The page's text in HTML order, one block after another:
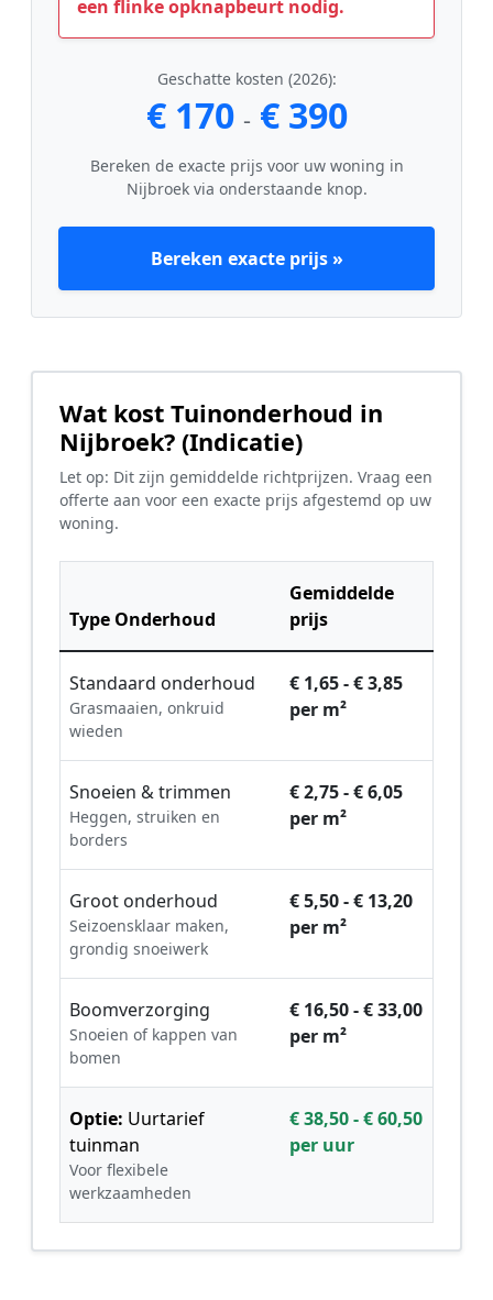
een flinke opknapbeurt nodig.
Geschatte kosten (2026):
€ 170 - € 390
Bereken de exacte prijs voor uw woning in
Nijbroek via onderstaande knop.
Bereken exacte prijs »
Wat kost Tuinonderhoud in
Nijbroek? (Indicatie)
Let op: Dit zijn gemiddelde richtprijzen. Vraag een
offerte aan voor een exacte prijs afgestemd op uw
woning.
Type Onderhoud
Gemiddelde
prijs
Standaard onderhoud
Grasmaaien, onkruid
wieden
€ 1,65 - € 3,85
per m²
Snoeien & trimmen
Heggen, struiken en
borders
€ 2,75 - € 6,05
per m²
Groot onderhoud
Seizoensklaar maken,
grondig snoeiwerk
€ 5,50 - € 13,20
per m²
Boomverzorging
Snoeien of kappen van
bomen
€ 16,50 - € 33,00
per m²
Optie: Uurtarief
tuinman
Voor flexibele
werkzaamheden
€ 38,50 - € 60,50
per uur